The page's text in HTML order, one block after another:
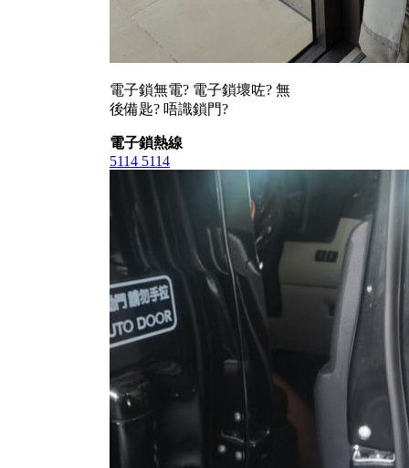
電子鎖無電? 電子鎖壞咗? 無
後備匙? 唔識鎖門?
電子鎖熱線
5114 5114